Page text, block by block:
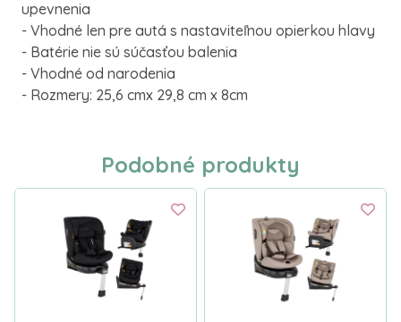
upevnenia
- Vhodné len pre autá s nastaviteľnou opierkou hlavy
- Batérie nie sú súčasťou balenia
- Vhodné od narodenia
- Rozmery: 25,6 cmx 29,8 cm x 8cm
Podobné produkty